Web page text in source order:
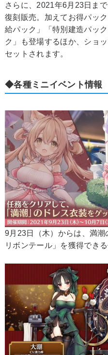
さらに、2021年6月23日ま
復刻販売。加えてお得パッ
給パック」「特別建造パッ
ク」も登場するほか、ショ
セットされます。
◆各種ミニイベント情報
9月23日（木）からは、満潮
リボンテール」を獲得できる